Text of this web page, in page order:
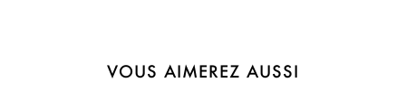
VOUS AIMEREZ AUSSI